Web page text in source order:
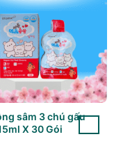
bảng thành phần
dược liệu hàng
hồn” của bài
lưu thông máu
sâm 3 chú gấu
X 30 Gói